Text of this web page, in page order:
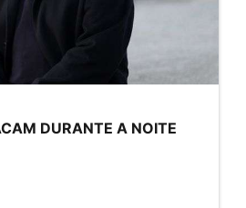
DURANTE A NOITE